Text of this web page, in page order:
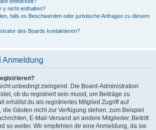
y nicht enthalten?
falls es Beschwerden oder juristische Anfragen zu diesem
des Boards kontaktieren?
Anmeldung
unbedingt zwingend. Die Board-Administration
ob du registriert sein musst, um Beiträge zu
erhältst du als registriertes Mitglied Zugriff auf
Gästen nicht zur Verfügung stehen: zum Beispiel
E-Mail-Versand an andere Mitglieder, Beitritt
so weiter. Wir empfehlen dir eine Anmeldung, da sie